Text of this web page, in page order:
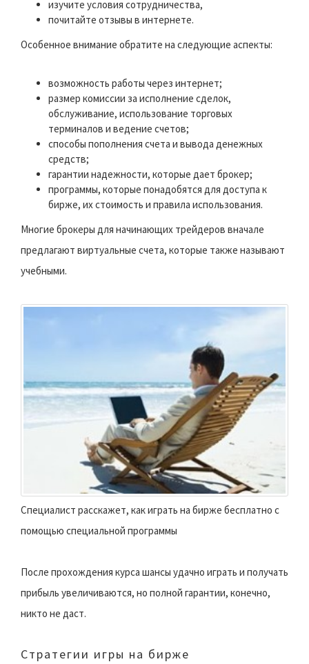
изучите условия сотрудничества,
почитайте отзывы в интернете.
Особенное внимание обратите на следующие аспекты:
возможность работы через интернет;
размер комиссии за исполнение сделок,
обслуживание, использование торговых
терминалов и ведение счетов;
способы пополнения счета и вывода денежных
средств;
гарантии надежности, которые дает брокер;
программы, которые понадобятся для доступа к
бирже, их стоимость и правила использования.
Многие брокеры для начинающих трейдеров вначале
предлагают виртуальные счета, которые также называют
учебными.
Специалист расскажет, как играть на бирже бесплатно с
помощью специальной программы
После прохождения курса шансы удачно играть и получать
прибыль увеличиваются, но полной гарантии, конечно,
никто не даст.
Стратегии игры на бирже